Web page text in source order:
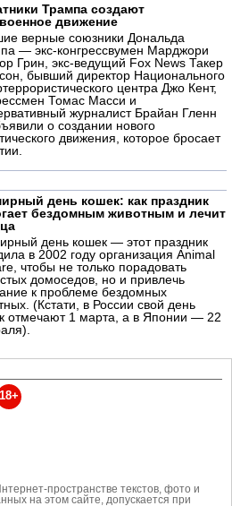
Трампа создают
движение
верные союзники Дональда
— экс-конгрессвумен Марджори
Грин, экс-ведущий Fox News Такер
бывший директор Национального
центра Джо Кент,
Томас Масси и
журналист Брайан Гленн
о создании нового
движения, которое бросает
день кошек: как праздник
бездомным животным и лечит
день кошек — этот праздник
в 2002 году организация Animal
чтобы не только порадовать
домоседов, но и привлечь
к проблеме бездомных
(Кстати, в России свой день
отмечают 1 марта, а в Японии — 22
18+
пространстве текстов, фото и
на этом сайте, допускается при